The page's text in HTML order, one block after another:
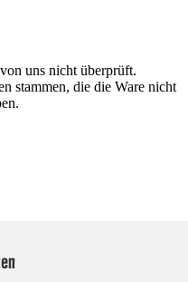
uns nicht überprüft.
stammen, die die Ware nicht